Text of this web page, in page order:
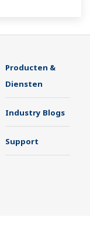
Producten &
Diensten
Industry Blogs
Support